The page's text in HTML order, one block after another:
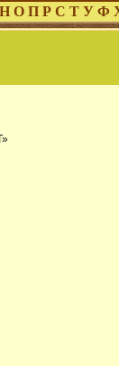
Н О П Р С Т У Ф